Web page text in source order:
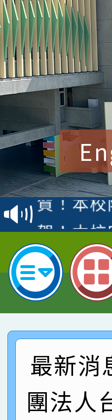
賀！本
賽 洪綺
名
賀！本
倩參加
名 指導
賀！本
園市英
指導老
賀！本
賽 劉文
臺灣台語
賀！本
市賽榮
創客第三
賀！本
賽 洪綺
名
賀！本
倩參加
名 指導
賀！本
園市英
賀！本
最新消
團法人